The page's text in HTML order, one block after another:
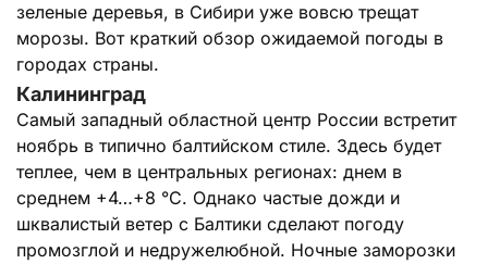
зеленые деревья, в Сибири уже вовсю трещат
морозы. Вот краткий обзор ожидаемой погоды в
городах страны.
Калининград
Самый западный областной центр России встретит
ноябрь в типично балтийском стиле. Здесь будет
теплее, чем в центральных регионах: днем в
среднем +4…+8 °C. Однако частые дожди и
шквалистый ветер с Балтики сделают погоду
промозглой и недружелюбной. Ночные заморозки